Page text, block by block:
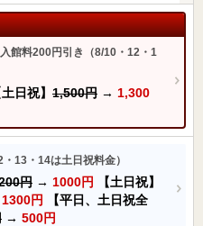
館料200円引き（8/10・12・1
土日祝】 1,500円 → 1,300
13・14は土日祝料金）
円 → 1000円
【土日祝】
1300円
【平日、土日祝全
→ 500円